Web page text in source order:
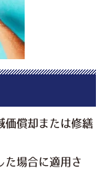
価償却または修繕
た場合に適用さ